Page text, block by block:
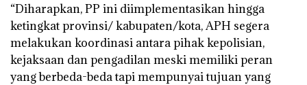
“Diharapkan, PP ini diimplementasikan hingga
ketingkat provinsi/ kabupaten/kota, APH segera
melakukan koordinasi antara pihak kepolisian,
kejaksaan dan pengadilan meski memiliki peran
yang berbeda-beda tapi mempunyai tujuan yang